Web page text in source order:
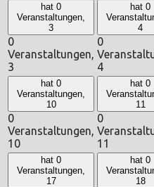
hat 0
Veranstaltungen,
3
0
Veranstaltungen,
3
hat 0
4
0
4
hat 0
Veranstaltungen,
10
0
Veranstaltungen,
10
hat 0
11
0
11
hat 0
Veranstaltungen,
17
hat 0
18